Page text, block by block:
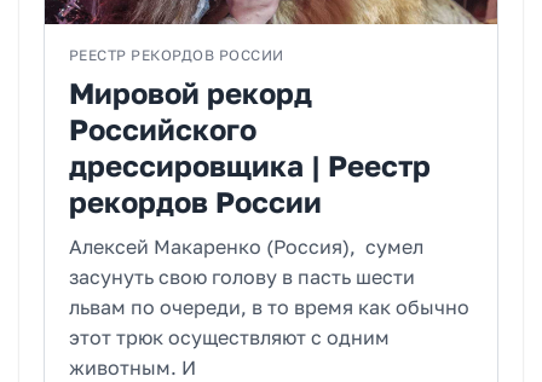
РЕЕСТР РЕКОРДОВ РОССИИ
Мировой рекорд
Российского
дрессировщика | Реестр
рекордов России
Алексей Макаренко (Россия), сумел
засунуть свою голову в пасть шести
львам по очереди, в то время как обычно
этот трюк осуществляют с одним
животным. И